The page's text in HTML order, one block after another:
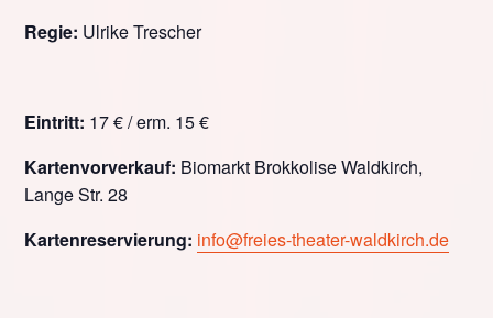
Regie: Ulrike Trescher
Eintritt: 17 € / erm. 15 €
Kartenvorverkauf: Biomarkt Brokkolise Waldkirch,
Lange Str. 28
Kartenreservierung: info@freies-theater-waldkirch.de